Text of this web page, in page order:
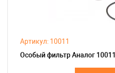
Артикул: 10011
Особый фильтр Аналог 10011